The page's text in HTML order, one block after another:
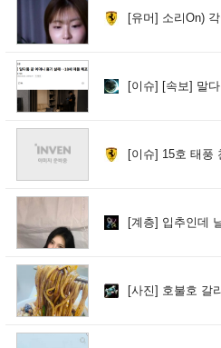
[유머] 소리On) 각
[이슈] [속보] 말다
[이슈] 15호 태풍
[계층] 입추인데
[사진] 호불호 갈